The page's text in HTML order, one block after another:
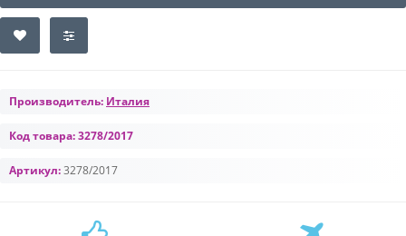
Производитель: Италия
Код товара:3278/2017
Артикул:3278/2017